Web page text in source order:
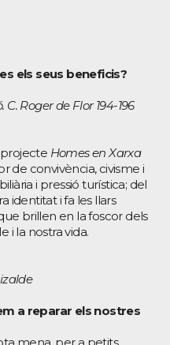
els seus beneficis?
Roger de Flor 194-196
Homes en Xarxa
de convivència, civisme i
i pressió turística; del
identitat i fa les llars
brillen en la foscor dels
i la nostra vida.
a reparar els nostres